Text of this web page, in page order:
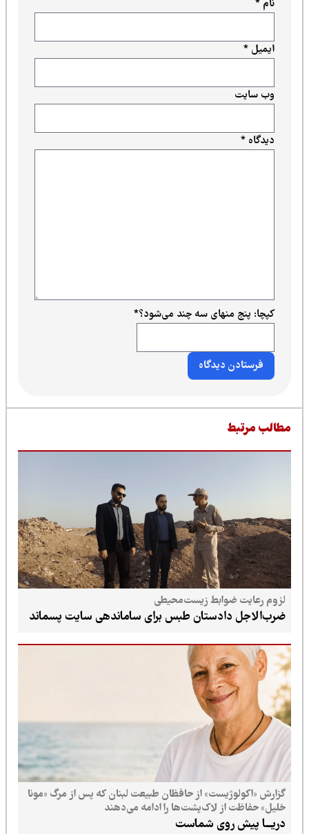
دیدگاه*
ایمیل*
وب‌ سایت
کپچا: پنج منهای سه چند می‌شود؟*
مرتبط
لزوم رعایت ضوابط زیست‌محیطی
ضرب‌الاجل دادستان طبس برای ساماندهی سایت پسماند
گزارش «اکولوژیست» از حافظان طبیعت لبنان که پس از مرگ «مونا
خلیل» حفاظت از لاک‌پشت‌ها را ادامه می‌دهند
دریـــا پیش روی شماست